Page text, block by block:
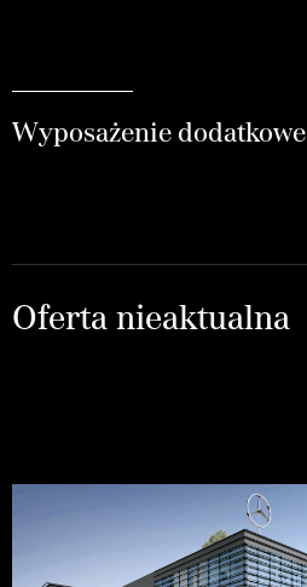
Wyposażenie dodatkowe
Oferta nieaktualna